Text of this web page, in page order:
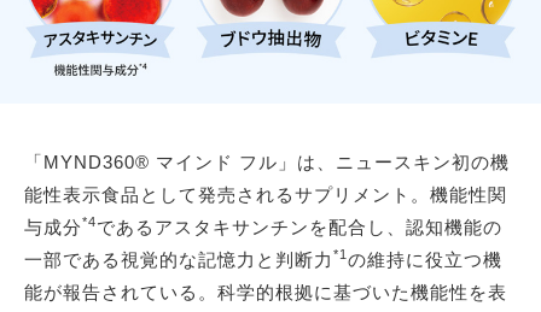
「MYND360® マインド フル」は、ニュースキン初の機
能性表示食品として発売されるサプリメント。機能性関
与成分*4であるアスタキサンチンを配合し、認知機能の
一部である視覚的な記憶力と判断力 *1 の維持に役立つ機
能が報告されている。科学的根拠に基づいた機能性を表